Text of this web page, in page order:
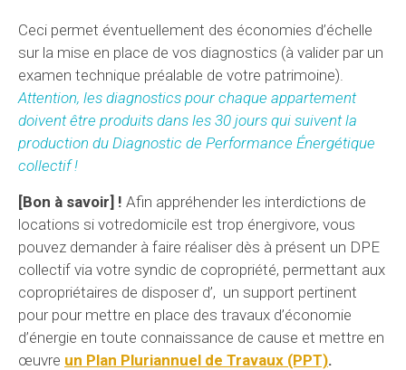
Ceci permet éventuellement des économies d’échelle
sur la mise en place de vos diagnostics (à valider par un
examen technique préalable de votre patrimoine).
Attention, les diagnostics pour chaque appartement
doivent être produits dans les 30 jours qui suivent la
production du Diagnostic de Performance Énergétique
collectif !
[Bon à savoir] ! Afin appréhender les interdictions de
locations si votredomicile est trop énergivore, vous
pouvez demander à faire réaliser dès à présent un DPE
collectif via votre syndic de copropriété, permettant aux
copropriétaires de disposer d’, un support pertinent
pour pour mettre en place des travaux d’économie
d’énergie en toute connaissance de cause et mettre en
œuvre un Plan Pluriannuel de Travaux (PPT).